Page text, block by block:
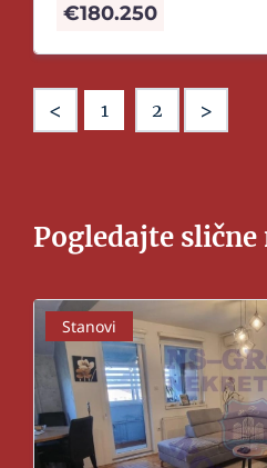
€180.250
< 1 2 >
Pogledajte
Stanovi